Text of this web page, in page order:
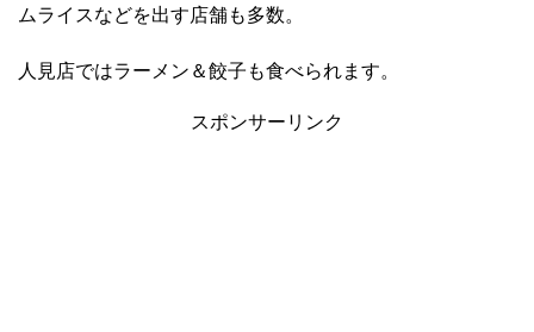
ムライスなどを出す店舗も多数。
人見店ではラーメン＆餃子も食べられます。
スポンサーリンク